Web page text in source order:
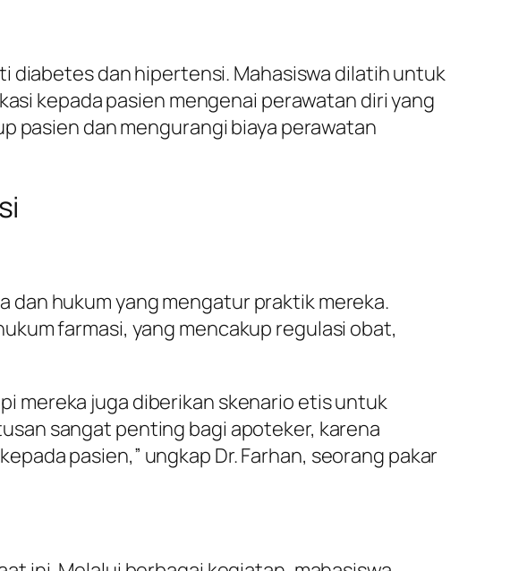
diabetes dan hipertensi. Mahasiswa dilatih untuk
kepada pasien mengenai perawatan diri yang
pasien dan mengurangi biaya perawatan
hukum yang mengatur praktik mereka.
farmasi, yang mencakup regulasi obat,
mereka juga diberikan skenario etis untuk
sangat penting bagi apoteker, karena
pasien,” ungkap Dr. Farhan, seorang pakar